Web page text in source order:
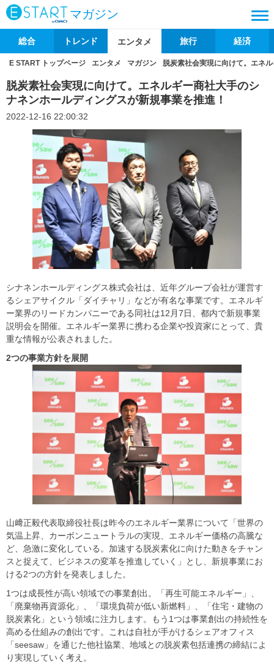
マガジン
総合 トレンド エンタメ 旅行 経済
E START トップページ エンタメ マガジン 脱炭素社会実現に向けて。エネ
脱炭素社会実現に向けて。エネルギー商社大手のシ
ナネンホールディングスが新規事業を推進！
2022-12-16 22:00:32
シナネンホールディングス株式会社は、近年グループ会社が運営す
るシェアサイクル「ダイチャリ」などが有名な事業です。エネルギ
ー業界のリードカンパニーである同社は12月7日、都内で新規事業
説明会を開催。エネルギー業界に携わる企業や投資家にとって、貴
重な情報が公表されました。
2つの事業方針を展開
山﨑正毅代表取締役社長は昨今のエネルギー業界について「世界の
気温上昇、カーボンニュートラルの実現、エネルギー価格の高騰な
ど、急激に変化している。加速する脱炭素化に向けた動きをチャン
スと捉えて、ビジネスの変革を推進していく」とし、新規事業にお
ける2つの方針を発表しました。
1つは成長性が高い領域での事業創出。「再生可能エネルギー」、
「廃棄物再資源化」、「環境負荷が低い新燃料」、「住宅・建物の
脱炭素化」という領域に注力します。もう1つは事業創出の持続性を
高める仕組みの創出です。これは自社が手がけるシェアオフィス
「seesaw」を通じた他社協業、地域との脱炭素包括連携の締結によ
り実現していく考え。